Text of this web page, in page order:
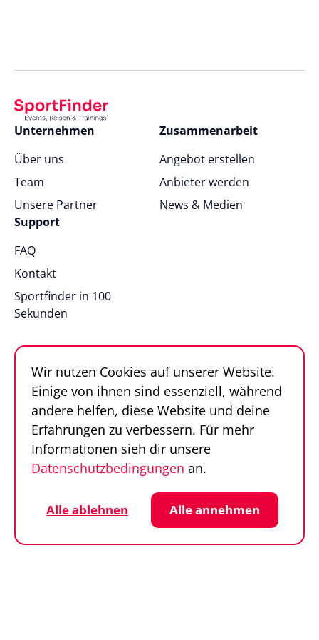
Unternehmen
Über uns
Team
Unsere Partner
Zusammenarbeit
Angebot erstellen
Anbieter werden
News & Medien
Support
FAQ
Kontakt
Sportfinder in 100
Sekunden
© SportFinder 2026
Datenschutz
Cookie-Einstellungen
Impressum
AGB
Wir nutzen Cookies auf unserer Website.
Einige von ihnen sind essenziell, während
andere helfen, diese Website und deine
Erfahrungen zu verbessern. Für mehr
Informationen sieh dir unsere
Datenschutzbedingungen an.
Alle ablehnen Alle annehmen